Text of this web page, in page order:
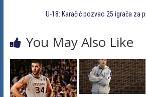
U-18: Karačić pozvao 25 igrača za
You May Also Like